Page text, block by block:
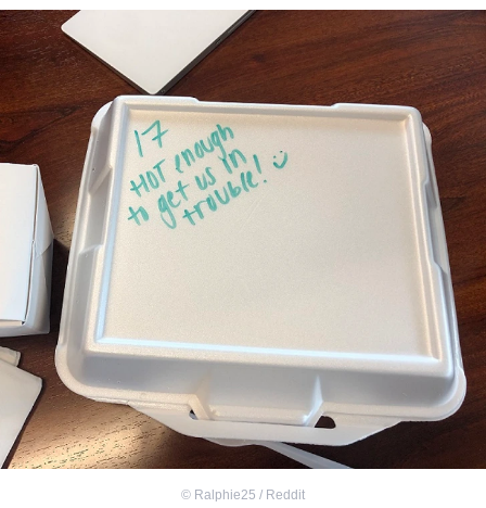
© Ralphie25 / Reddit